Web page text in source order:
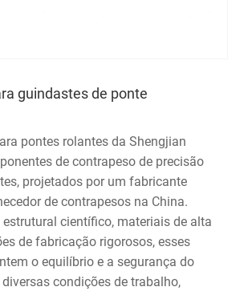
guindastes de ponte
pontes rolantes da Shengjian
de contrapeso de precisão
projetados por um fabricante
de contrapesos na China.
científico, materiais de alta
de fabricação rigorosos, esses
o equilíbrio e a segurança do
condições de trabalho,